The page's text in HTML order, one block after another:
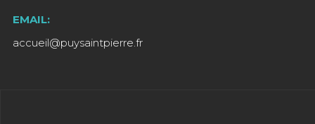
EMAIL:
accueil@puysaintpierre.fr